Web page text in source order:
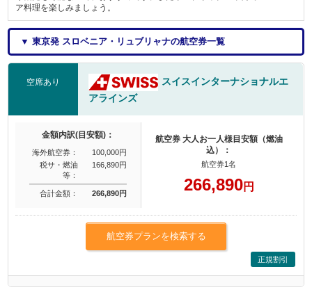
ア料理を楽しみましょう。
▼ 東京発 スロベニア・リュブリャナの航空券一覧
空席あり
スイスインターナショナルエ
アラインズ
金額内訳(目安額)：
海外航空券：
100,000円
税サ・燃油
等：
166,890円
合計金額： 266,890円
航空券 大人お一人様目安額（燃油
込）：
航空券1名
266,890円
航空券プランを検索する
正規割引